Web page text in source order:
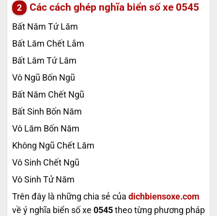
Các cách ghép nghĩa biển số xe 0545
Bất Năm Tứ Lăm
Bất Lăm Chết Lắm
Bất Lăm Tứ Lăm
Vô Ngũ Bốn Ngũ
Bất Năm Chết Ngũ
Bất Sinh Bốn Năm
Vô Lăm Bốn Năm
Không Ngũ Chết Lăm
Vô Sinh Chết Ngũ
Vô Sinh Tử Năm
Trên đây là những chia sẻ của dichbiensoxe.com
về ý nghĩa biển số xe 0545 theo từng phương pháp